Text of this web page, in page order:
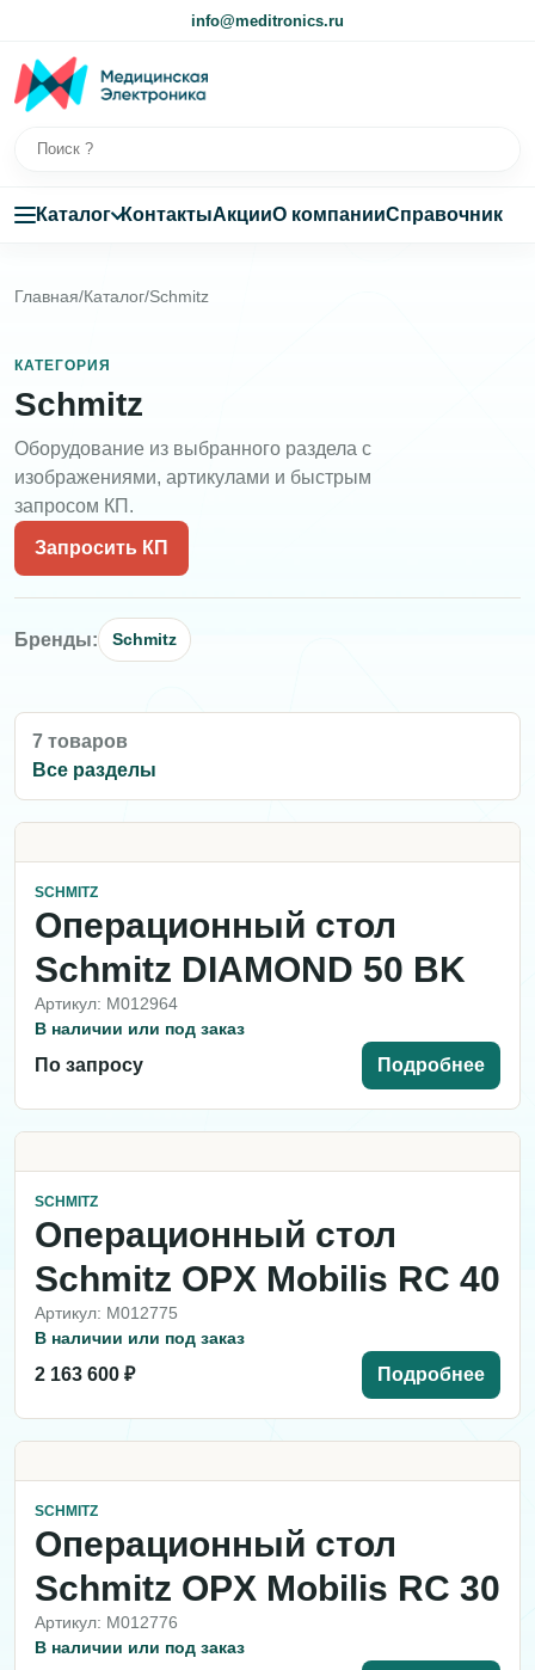
info@meditronics.ru
Каталог КонтактыАкцииО компанииСправочник
Главная/Каталог/Schmitz
КАТЕГОРИЯ
Schmitz
Оборудование из выбранного раздела с
изображениями, артикулами и быстрым
запросом КП.
Запросить КП
Бренды: Schmitz
7 товаров
Все разделы
SCHMITZ
Операционный стол
Schmitz DIAMOND 50 BK
Артикул: M012964
В наличии или под заказ
По запросу Подробнее
SCHMITZ
Операционный стол
Schmitz OPX Mobilis RC 40
Артикул: M012775
В наличии или под заказ
2 163 600 ₽ Подробнее
SCHMITZ
Операционный стол
Schmitz OPX Mobilis RC 30
Артикул: M012776
В наличии или под заказ